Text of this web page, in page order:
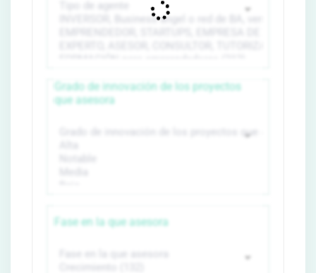
Grado de innovación de los proyectos
que asesora
Fase en la que asesora